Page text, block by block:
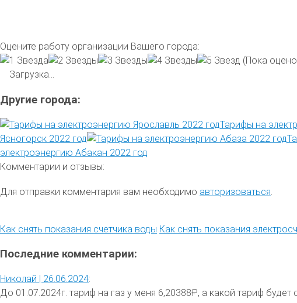
Оцените работу организации Вашего города:
(Пока
Загрузка...
Другие города:
Тарифы на
Ясногорск 2022 год
электроэнергию Абакан 2022 год
Комментарии и отзывы:
Для отправки комментария вам необходимо авторизоваться
Как снять показания счетчика воды Как снять показания
Последние комментарии:
Николай | 26.06.2024:
До 01.07.2024г. тариф на газ у меня 6,20388₽, а какой тариф будет